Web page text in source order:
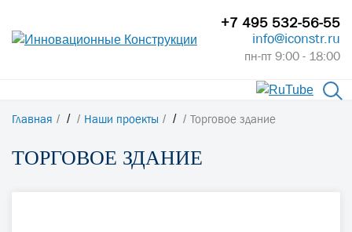
+7 495 532-56-55
info@iconstr.ru
пн-пт 9:00 - 18:00
Главная / Наши проекты / Торговое здание
ТОРГОВОЕ ЗДАНИЕ